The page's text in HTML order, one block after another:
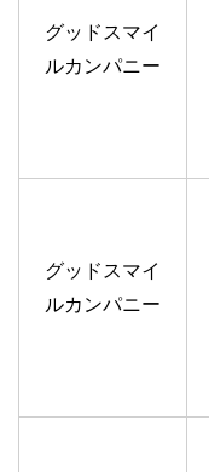
グッドスマイ
ルカンパニー
グッドスマイ
ルカンパニー